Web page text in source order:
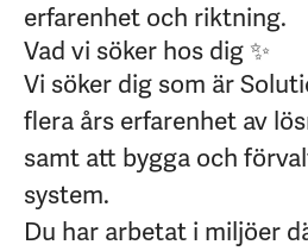
erfarenhet och riktning.
Vad vi söker hos dig ✨
Vi söker dig som är
flera års erfarenhet av
samt att bygga och
system.
Du har arbetat i miljöer